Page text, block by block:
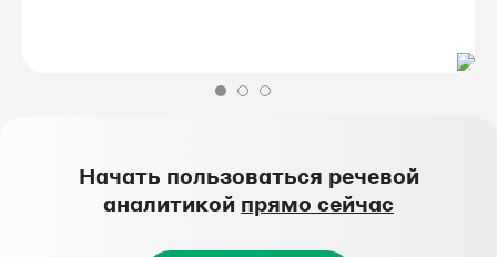
Начать пользоваться речевой
аналитикой прямо сейчас